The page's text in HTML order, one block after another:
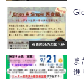
会員向けのお知らせ
ま
進